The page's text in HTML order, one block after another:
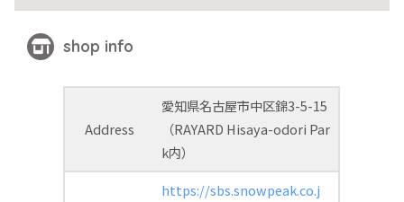
shop info
Address
愛知県名古屋市中区錦3-5-15
（RAYARD Hisaya-odori Par
k内）
https://sbs.snowpeak.co.j